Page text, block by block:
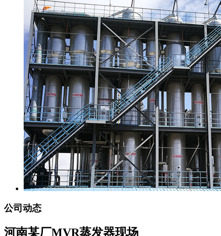
公司动态
河南某厂MVR蒸发器现场